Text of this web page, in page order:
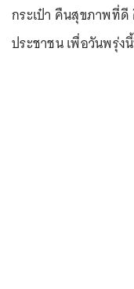
กระเป๋า คืนสุขภาพที่
ประชาชน เพื่อวันพรุ่